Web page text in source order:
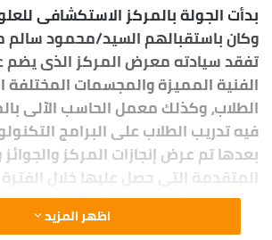
بدأت الجولة بالمركز الاستكشافى
وكان باستقبالهم السيد/محمود سالم
تفقد سيادته معرض المركز الذى يضم
الفنية المميزة والمجسمات المختلفة
الطلاب، وكذلك معمل الحاسب الآلى
فيه تدريب الطلاب على البرامج
بعدها تم عرض إنجازات المركز والجوائز
المتقدمة التى حصل عليها خلال
فيديو مميز بصالة العرض، ثم قام
بتقديم درع التميز للسيد وكيل الوزارة،
اظهر المزيد